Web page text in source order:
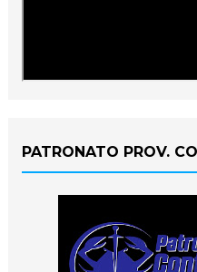
PATRONATO PROV.